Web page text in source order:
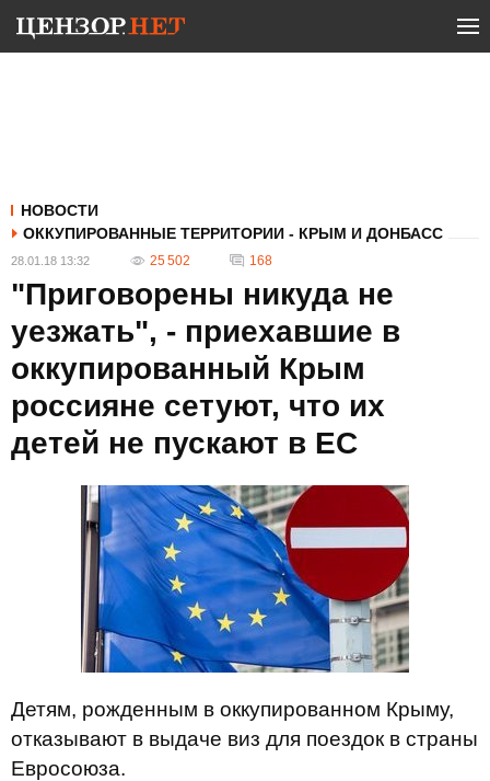
НОВОСТИ
ОККУПИРОВАННЫЕ ТЕРРИТОРИИ - КРЫМ И ДОНБАСС
28.01.18 13:32 25 502 168
"Приговорены никуда не
уезжать", - приехавшие в
оккупированный Крым
россияне сетуют, что их
детей не пускают в ЕС
Детям, рожденным в оккупированном Крыму,
отказывают в выдаче виз для поездок в страны
Евросоюза.